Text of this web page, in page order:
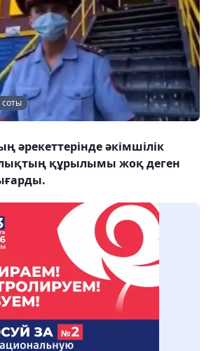
әрекеттерінде әкімшілік
құрылымы жоқ деген